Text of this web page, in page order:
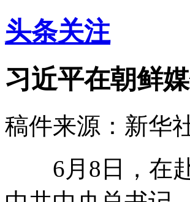
头条关注
习近平在朝鲜
稿件来源：新华
6月8日，在赴